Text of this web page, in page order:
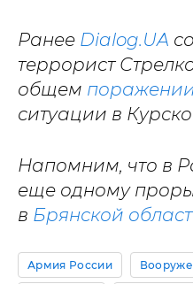
Ранее Dialog.UA
террорист
общем
ситуации в
Напомним, что в
еще одному
в Брянской
Армия России